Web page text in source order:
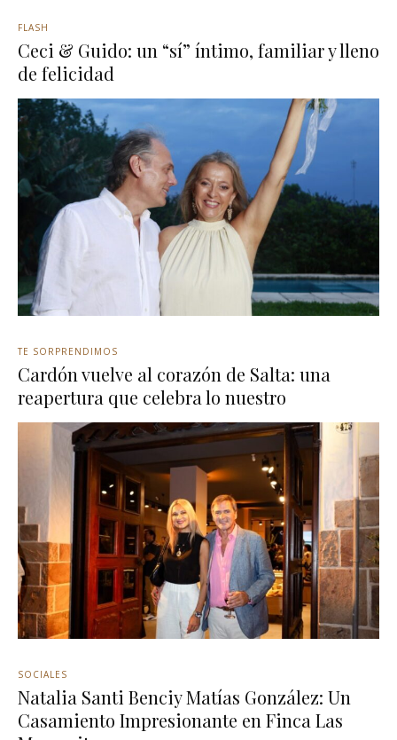
FLASH
Ceci & Guido: un “sí” íntimo, familiar y lleno
de felicidad
TE SORPRENDIMOS
Cardón vuelve al corazón de Salta: una
reapertura que celebra lo nuestro
SOCIALES
Natalia Santi Benciy Matías González: Un
Casamiento Impresionante en Finca Las